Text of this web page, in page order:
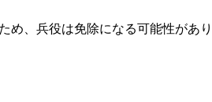
め、兵役は免除になる可能性があり